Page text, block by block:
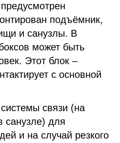
подъёмник,
и санузлы. В
может быть
Этот блок –
с основной
связи (на
санузле) для
и на случай резкого